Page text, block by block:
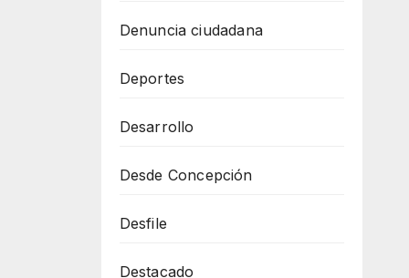
Denuncia ciudadana
Deportes
Desarrollo
Desde Concepción
Desfile
Destacado